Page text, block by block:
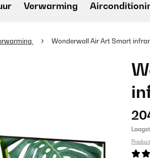
Verwarming
Wonderwall Air Art Smart